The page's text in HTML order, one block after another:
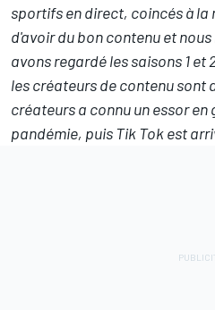
sportifs en direct, coincés à la
d'avoir du bon contenu et
avons regardé les saisons 1 et
les créateurs de contenu sont
créateurs a connu un essor
pandémie, puis Tik Tok est